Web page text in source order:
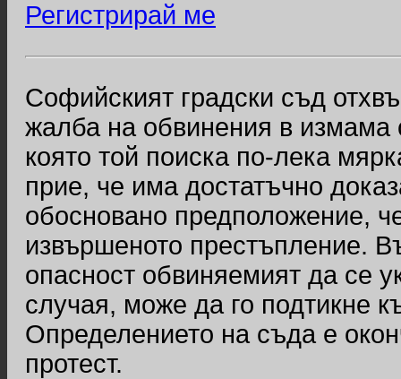
Регистрирай ме
Софийският градски съд
жалба на обвинения в измама
която той поиска по-лека
прие, че има достатъчно
обосновано предположение,
извършеното престъпление.
опасност обвиняемият да се
случая, може да го подтикне
Определението на съда е
протест.